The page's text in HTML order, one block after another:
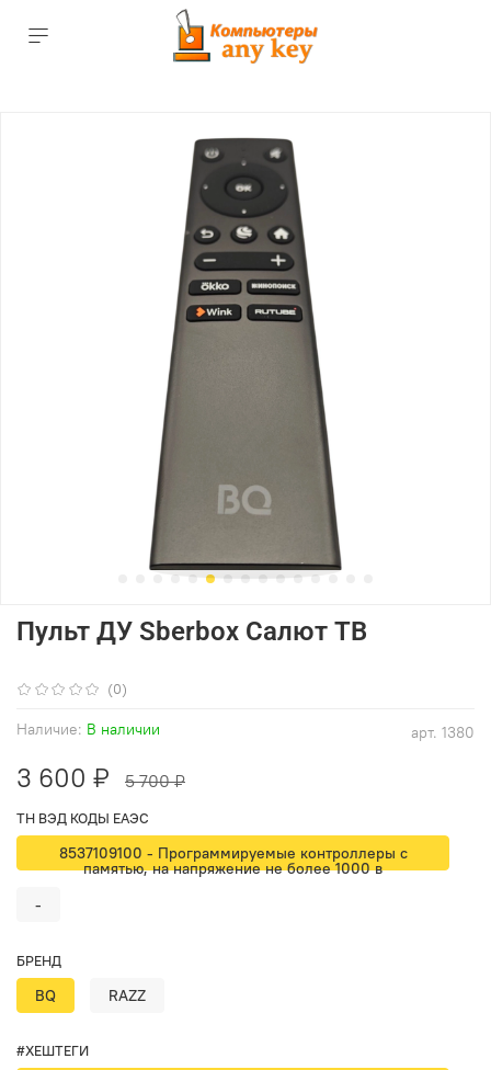
(0)
арт. 1380
Наличие: В наличии
Пульт ДУ Sberbox Салют ТВ
3 600 ₽ 5 700 ₽
ТН ВЭД КОДЫ ЕАЭС
8537109100 - Программируемые контроллеры с
памятью, на напряжение не более 1000 в
-
БРЕНД
BQ RAZZ
#ХЕШТЕГИ